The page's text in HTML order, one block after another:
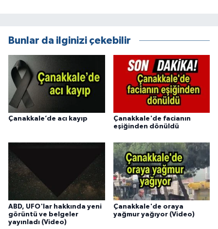
Bunlar da ilginizi çekebilir
Çanakkale’de acı kayıp
Çanakkale'de facianın
eşiğinden dönüldü
ABD, UFO'lar hakkında yeni
görüntü ve belgeler
yayınladı (Video)
Çanakkale'de oraya
yağmur yağıyor (Video)